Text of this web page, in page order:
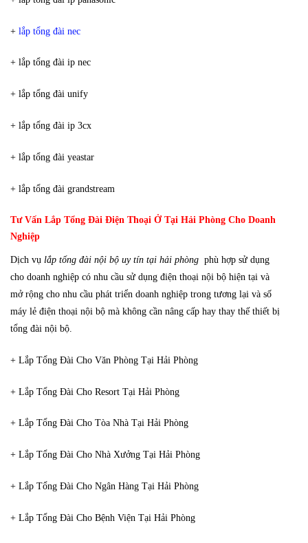
+ lắp tổng đài nec
+ lắp tổng đài ip nec
+ lắp tổng đài unify
+ lắp tổng đài ip 3cx
+ lắp tổng đài yeastar
+ lắp tổng đài grandstream
Tư Vấn Lắp Tổng Đài Điện Thoại Ở Tại Hải Phòng Cho Doanh
Nghiệp
Dịch vụ lắp tổng đài nội bộ uy tín tại hải phòng phù hợp sử dụng
cho doanh nghiệp có nhu cầu sử dụng điện thoại nội bộ hiện tại và
mở rộng cho nhu cầu phát triển doanh nghiệp trong tương lại và số
máy lẻ điện thoại nội bộ mà không cần nâng cấp hay thay thế thiết bị
tổng đài nội bộ.
+ Lắp Tổng Đài Cho Văn Phòng Tại Hải Phòng
+ Lắp Tổng Đài Cho Resort Tại Hải Phòng
+ Lắp Tổng Đài Cho Tòa Nhà Tại Hải Phòng
+ Lắp Tổng Đài Cho Nhà Xưởng Tại Hải Phòng
+ Lắp Tổng Đài Cho Ngân Hàng Tại Hải Phòng
+ Lắp Tổng Đài Cho Bệnh Viện Tại Hải Phòng